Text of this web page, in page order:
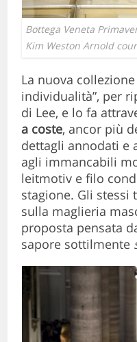
Bottega Veneta
Kim Weston Arnold
La nuova
individualità”, per
di Lee, e lo fa
a coste, ancor più
dettagli annodati e
agli immancabili
leitmotiv e filo
stagione. Gli stessi
sulla maglieria
proposta pensata
sapore sottilmente